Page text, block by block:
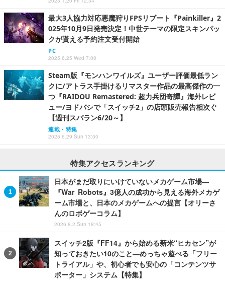
最大3人協力対応悪魔狩りFPSリブート『Painkiller』2
025年10月9日発売決定！中世テーマの限定スキンパッ
クが貰える予約注文受付開始
PC
2025.6.25 Wed 7:00
Steam版『モンハンワイルズ』ユーザー評価最低ラン
クに/アトラス手掛けるリマスター作品の最高傑作の一
つ『RAIDOU Remastered: 超力兵団奇譚』海外レビ
ュー/ヨドバシで「スイッチ2」の店頭販売報告相次ぐ
【週刊スパラン6/20～】
連載・特集
2025.6.29 Sun 13:00
特集アクセスランキング
日本がまだ取りにいけていないメカゲーム市場―
『War Robots』3億人の成功から見える海外メカゲ
ーム市場と、日本のメカゲームへの提言【オリーさ
んのロボゲーコラム】
2026.8.2 Sun 18:45
スイッチ2版『FF14』から始める新米“ヒカセン”が
知っておきたい10のこと―めっちゃ遊べる「フリー
トライアル」や、初心者でも安心の「コンテンツサ
ポーター」システム【特集】